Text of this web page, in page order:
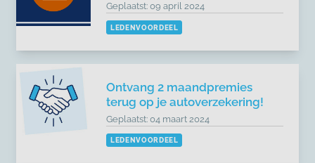
Geplaatst: 09 april 2024
LEDENVOORDEEL
Ontvang 2 maandpremies
terug op je autoverzekering!
Geplaatst: 04 maart 2024
LEDENVOORDEEL